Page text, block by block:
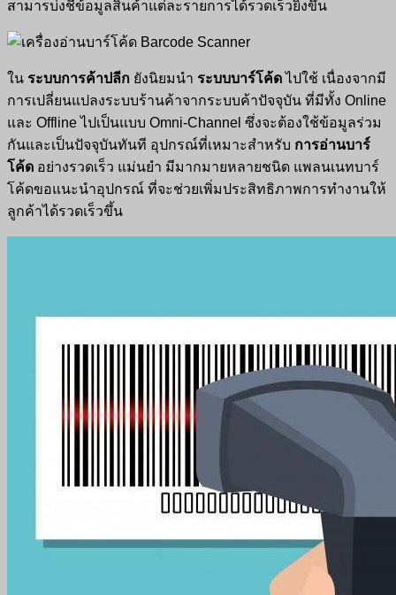
สามารบ่งชี้ข้อมูลสินค้าแต่ละรายการได้รวดเร็วยิ่งขึ้น
ใน ระบบการค้าปลีก ยังนิยมนำ ระบบบาร์โค้ดไปใช้ เนื่องจากมี
การเปลี่ยนแปลงระบบร้านค้าจากระบบค้าปัจจุบัน ที่มีทั้ง Online
และ Offline ไปเป็นแบบ Omni-Channel ซึ่งจะต้องใช้ข้อมูลร่วม
กันและเป็นปัจจุบันทันที อุปกรณ์ที่เหมาะสำหรับ การอ่านบาร์
โค้ด อย่างรวดเร็ว แม่นยำ มีมากมายหลายชนิด แพลนเนทบาร์
โค้ดขอแนะนำอุปกรณ์ ที่จะช่วยเพิ่มประสิทธิภาพการทำงานให้
ลูกค้าได้รวดเร็วขึ้น